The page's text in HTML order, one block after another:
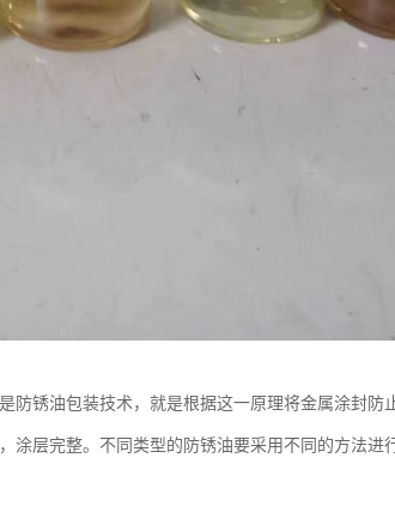
防锈油包装技术，就是根据这一原理将金属涂封防
涂层完整。不同类型的防锈油要采用不同的方法进